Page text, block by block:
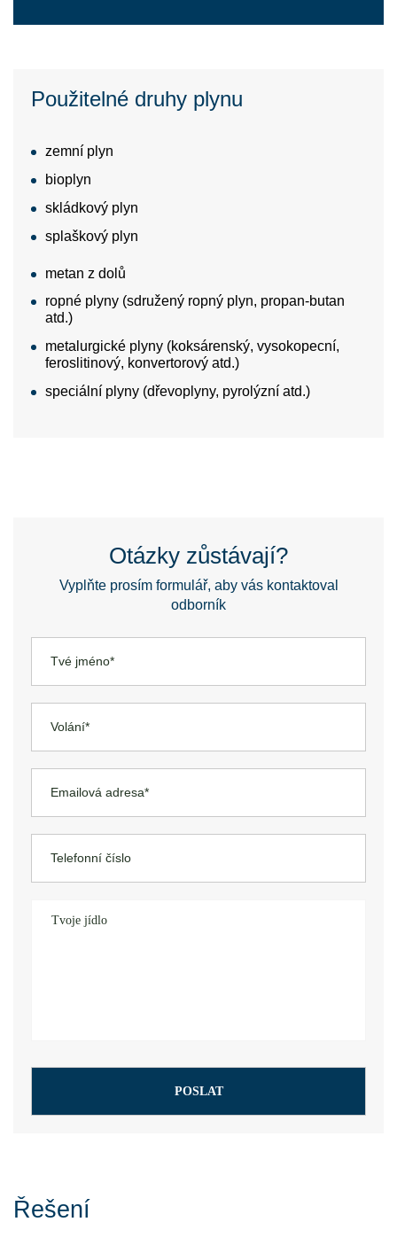
Použitelné druhy plynu
zemní plyn
bioplyn
skládkový plyn
splaškový plyn
metan z dolů
ropné plyny (sdružený ropný plyn, propan-butan
atd.)
metalurgické plyny (koksárenský, vysokopecní,
feroslitinový, konvertorový atd.)
speciální plyny (dřevoplyny, pyrolýzní atd.)
Otázky zůstávají?
Vyplňte prosím formulář, aby vás kontaktoval
odborník
Řešení